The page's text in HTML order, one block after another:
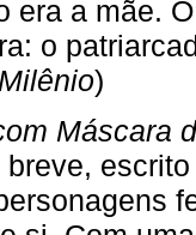
era a mãe.
o
)
Máscara